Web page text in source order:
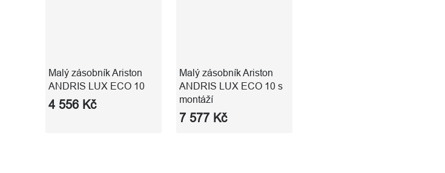
Malý zásobník Ariston
ANDRIS LUX ECO 10
4 556 Kč
Malý zásobník Ariston
ANDRIS LUX ECO 10 s
montáží
7 577 Kč